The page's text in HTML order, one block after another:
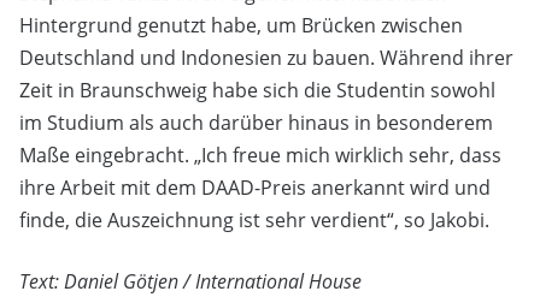
Hintergrund genutzt habe, um Brücken zwischen
Deutschland und Indonesien zu bauen. Während ihrer
Zeit in Braunschweig habe sich die Studentin sowohl
im Studium als auch darüber hinaus in besonderem
Maße eingebracht. „Ich freue mich wirklich sehr, dass
ihre Arbeit mit dem DAAD-Preis anerkannt wird und
finde, die Auszeichnung ist sehr verdient“, so Jakobi.
Text: Daniel Götjen / International House